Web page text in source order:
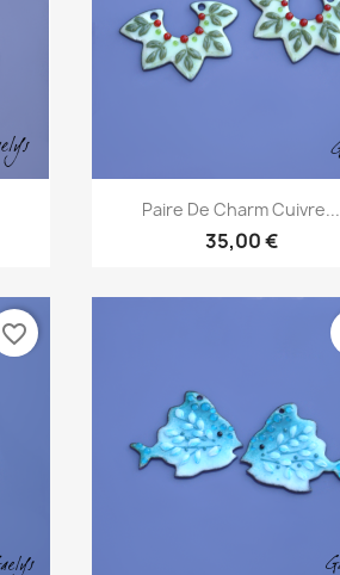
 Aperçu rapide
Paire De Charm Cuivre...
35,00 €
favorite_border